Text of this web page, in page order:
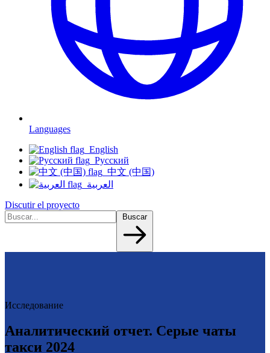
Languages
English
Русский
中文 (中国)
العربية
Discutir el proyecto
Buscar
Исследование
Аналитический отчет. Серые чаты
такси 2024